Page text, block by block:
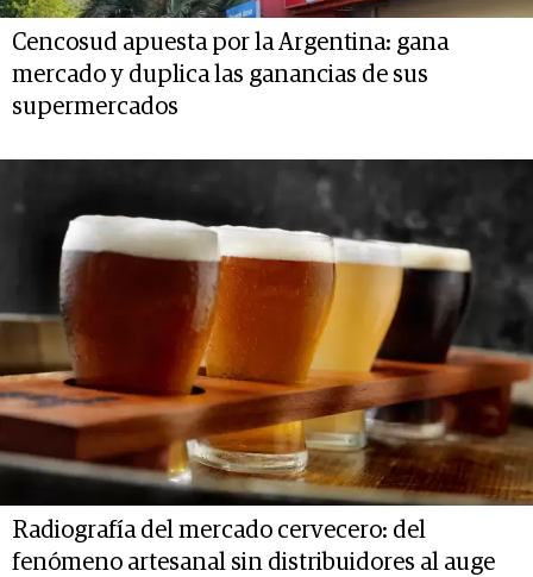
Cencosud apuesta por la Argentina: gana
mercado y duplica las ganancias de sus
supermercados
Radiografía del mercado cervecero: del
fenómeno artesanal sin distribuidores al auge